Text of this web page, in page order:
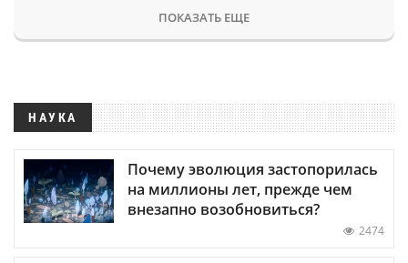
ПОКАЗАТЬ ЕЩЕ
НАУКА
Почему эволюция застопорилась
на миллионы лет, прежде чем
внезапно возобновиться?
2474